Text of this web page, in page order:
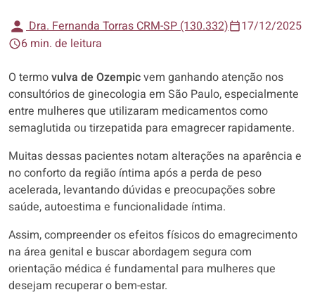
Dra. Fernanda Torras CRM-SP (130.332)
17/12/2025
6 min. de leitura
O termovulva de Ozempicvem ganhando atenção nos
consultórios de ginecologia em São Paulo, especialmente
entre mulheres que utilizaram medicamentos como
semaglutida ou tirzepatida para emagrecer rapidamente.
Muitas dessas pacientes notam alterações na aparência e
no conforto da região íntima após a perda de peso
acelerada, levantando dúvidas e preocupações sobre
saúde, autoestima e funcionalidade íntima.
Assim, compreender os efeitos físicos do emagrecimento
na área genital e buscar abordagem segura com
orientação médica é fundamental para mulheres que
desejam recuperar o bem-estar.